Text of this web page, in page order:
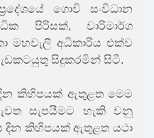
ගොවි සංවිධාන
පිරිසක්, වාරිමාර්ග
මහවැලි අධිකාරිය එක්ව
සිදුකරමින් සිටී.
කිහිපයක් ඇතුළත මෙම
සැපයීමට හැකි වනු
දින කිහිපයක් ඇතුළත යථා